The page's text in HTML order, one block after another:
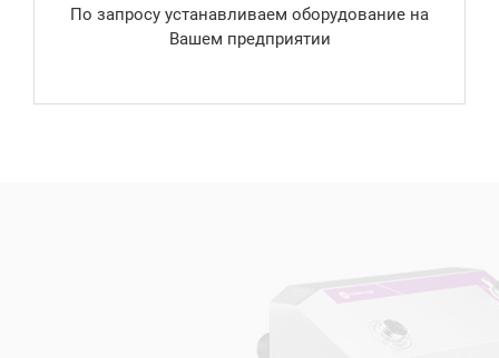
По запросу устанавливаем оборудование на
Вашем предприятии